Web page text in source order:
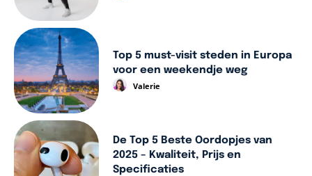
Top 5 must-visit steden in Europa
voor een weekendje weg
Valerie
De Top 5 Beste Oordopjes van
2025 – Kwaliteit, Prijs en
Specificaties